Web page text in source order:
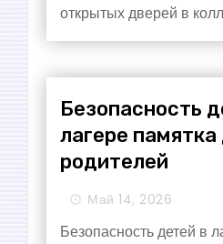
открытых дверей в
Безопасность
лагере
родителей
Май 14, 2026
Безопасность детей в